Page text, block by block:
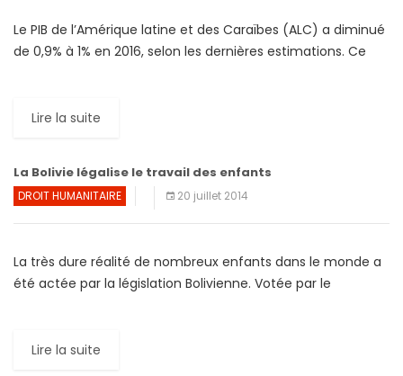
Le PIB de l’Amérique latine et des Caraïbes (ALC) a diminué
de 0,9% à 1% en 2016, selon les dernières estimations. Ce
Lire la suite
La Bolivie légalise le travail des enfants
DROIT HUMANITAIRE 20 juillet 2014
La très dure réalité de nombreux enfants dans le monde a
été actée par la législation Bolivienne. Votée par le
Lire la suite